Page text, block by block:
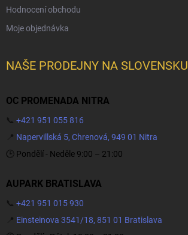
Hodnocení obchodu
Moje objednávka
NAŠE PRODEJNY NA SLOVENSKU
OC PROMENADA NITRA
📞 +421 951 055 816
📍 Napervillská 5, Chrenová, 949 01 Nitra
🕒 Pondělí - Neděle 9:00 – 21:00
AUPARK BRATISLAVA
📞 +421 951 015 930
📍 Einsteinova 3541/18, 851 01 Bratislava